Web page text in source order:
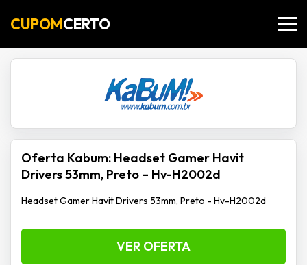
CUPOMCERTO
Oferta Kabum: Headset Gamer Havit
Drivers 53mm, Preto – Hv-H2002d
Headset Gamer Havit Drivers 53mm, Preto - Hv-H2002d
VER OFERTA